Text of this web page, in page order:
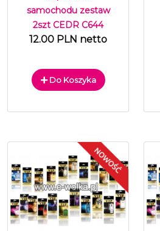
samochodu zestaw
2szt CEDR C644
12.00 PLN netto
Do Koszyka